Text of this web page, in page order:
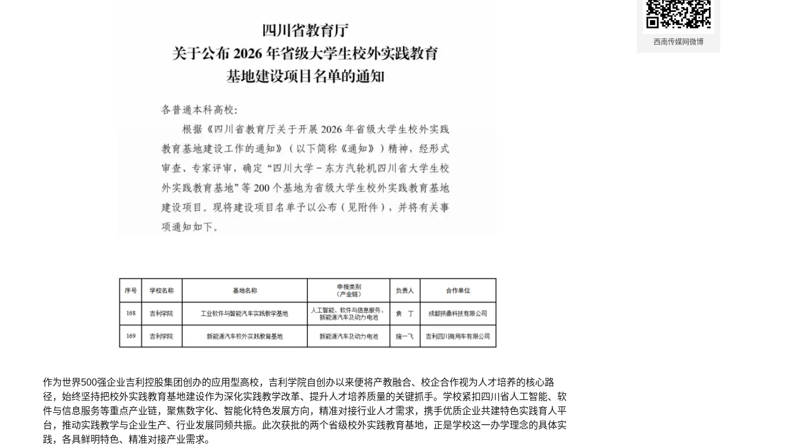
西南传媒网微博
作为世界500强企业吉利控股集团创办的应用型高校，吉利学院自创办以来便将产教融合、校企合作视为人才培养的核心路
径，始终坚持把校外实践教育基地建设作为深化实践教学改革、提升人才培养质量的关键抓手。学校紧扣四川省人工智能、软
件与信息服务等重点产业链，聚焦数字化、智能化特色发展方向，精准对接行业人才需求，携手优质企业共建特色实践育人平
台，推动实践教学与企业生产、行业发展同频共振。此次获批的两个省级校外实践教育基地，正是学校这一办学理念的具体实
践，各具鲜明特色、精准对接产业需求。